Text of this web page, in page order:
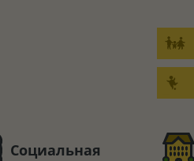
Социальная